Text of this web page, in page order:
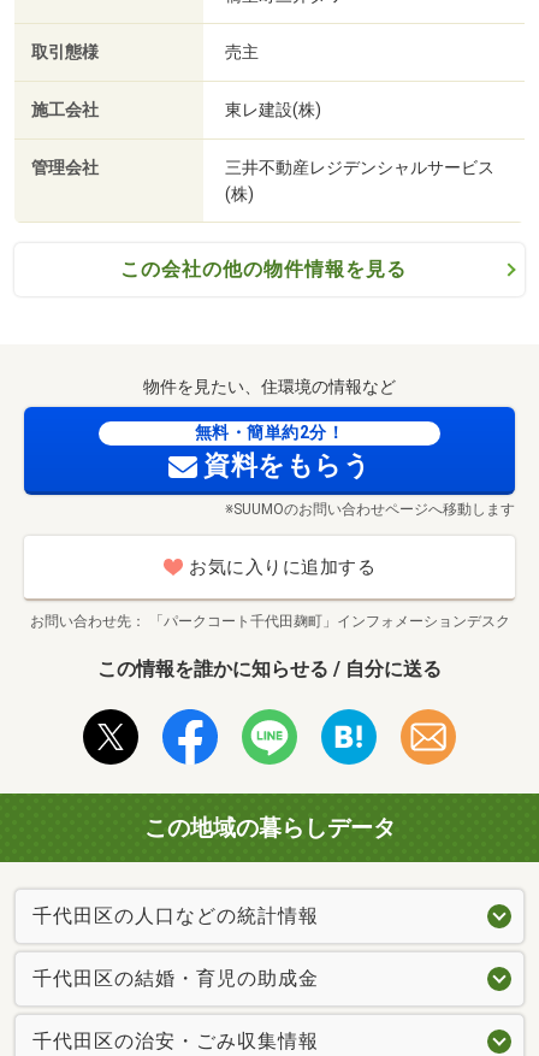
取引態様 売主
施工会社 東レ建設(株)
管理会社
三井不動産レジデンシャルサービス
(株)
この会社の他の物件情報を見る
物件を見たい、住環境の情報など
無料・簡単約2分！
資料をもらう
※SUUMOのお問い合わせページへ移動します
お気に入りに追加する
お問い合わせ先 「パークコート千代田麹町」インフォメーションデスク
この情報を誰かに知らせる / 自分に送る
この地域の暮らしデータ
千代田区の人口などの統計情報
千代田区の結婚・育児の助成金
千代田区の治安・ごみ収集情報